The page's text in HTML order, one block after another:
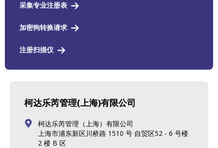
采集专业注册表
加密狗转换请求
注册扫描仪
柯达乐芮管理(上海)有限公司
柯达乐芮管理（上海）有限公司
上海市浦东新区川桥路 1510 号 自贸区52 - 6 号楼
2 楼 B 区